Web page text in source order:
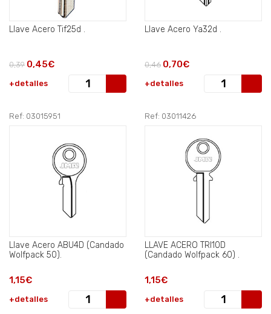
Llave Acero Tif25d .
0,39 0,45€
+detalles
Llave Acero Ya32d .
0,46 0,70€
+detalles
Ref: 03015951
Llave Acero ABU4D (Candado
Wolfpack 50).
1,15€
+detalles
Ref: 03011426
LLAVE ACERO TRI10D
(Candado Wolfpack 60) .
1,15€
+detalles